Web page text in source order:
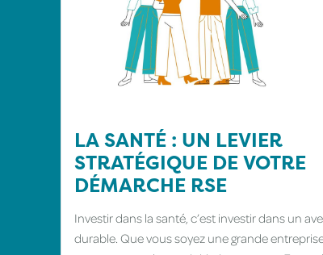
LA SANTÉ : UN LEVIER
STRATÉGIQUE DE VOTRE
DÉMARCHE RSE
Investir dans la santé, c’est investir dans un
durable. Que vous soyez une grande